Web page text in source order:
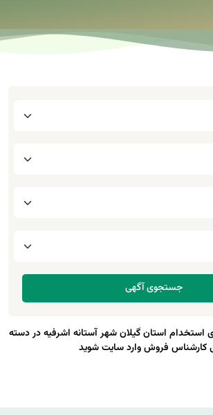
استان گیلان شهر آستانه اشرفیه در دسته
کارشناس فروش وارد سایت شوید